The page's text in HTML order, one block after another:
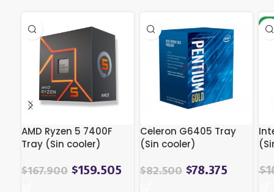
AMD Ryzen 5 7400F
Tray (Sin cooler)
$167.900 $159.505
Celeron G6405 Tray
(Sin cooler)
$82.500 $78.375
-
El
$